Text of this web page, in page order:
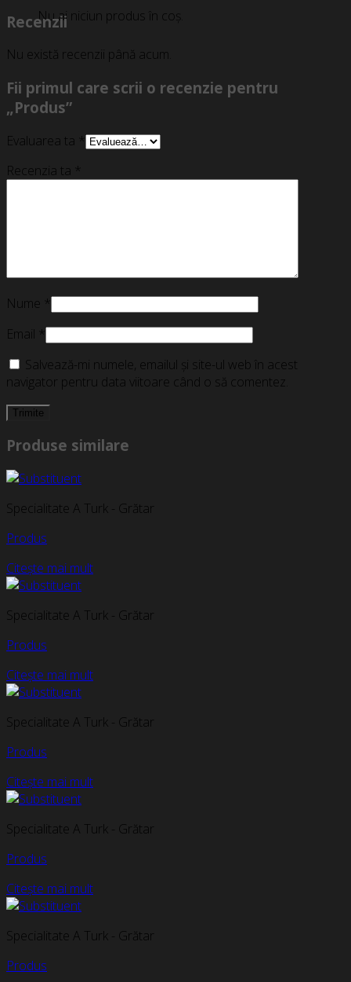
Nu ai niciun produs în coș.
Recenzii
Nu există recenzii până acum.
Fii primul care scrii o recenzie pentru
„Produs”
Evaluarea ta *
Recenzia ta *
Nume *
Email *
Salvează-mi numele, emailul și site-ul web în acest
navigator pentru data viitoare când o să comentez.
Produse similare
Specialitate A Turk - Grătar
Produs
Citește mai mult
Specialitate A Turk - Grătar
Produs
Citește mai mult
Specialitate A Turk - Grătar
Produs
Citește mai mult
Specialitate A Turk - Grătar
Produs
Citește mai mult
Specialitate A Turk - Grătar
Produs